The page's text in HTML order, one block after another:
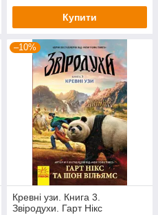
Купити
–10%
Кревні узи. Книга 3.
Звіродухи. Гарт Нікс